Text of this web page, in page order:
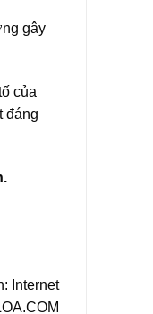
gây
của
đáng
Internet